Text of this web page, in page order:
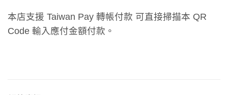
本店支援 Taiwan Pay 轉帳付款 可直接掃描本 QR
Code 輸入應付金額付款。